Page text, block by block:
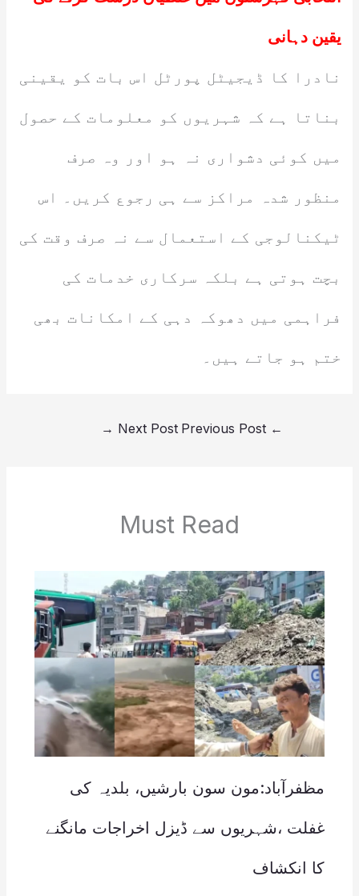
یقین دہانی
نادرا کا ڈیجیٹل پورٹل اس بات کو یقینی
بناتا ہے کہ شہریوں کو معلومات کے حصول
میں کوئی دشواری نہ ہو اور وہ صرف
منظور شدہ مراکز سے ہی رجوع کریں۔ اس
ٹیکنالوجی کے استعمال سے نہ صرف وقت کی
بچت ہوتی ہے بلکہ سرکاری خدمات کی
فراہمی میں دھوکہ دہی کے امکانات بھی
ختم ہو جاتے ہیں۔
←
Next Post
→
Must Read
مظفرآباد:مون سون بارشیں، بلدیہ کی
غفلت ،شہریوں سے ڈیزل اخراجات مانگنے
کا انکشاف